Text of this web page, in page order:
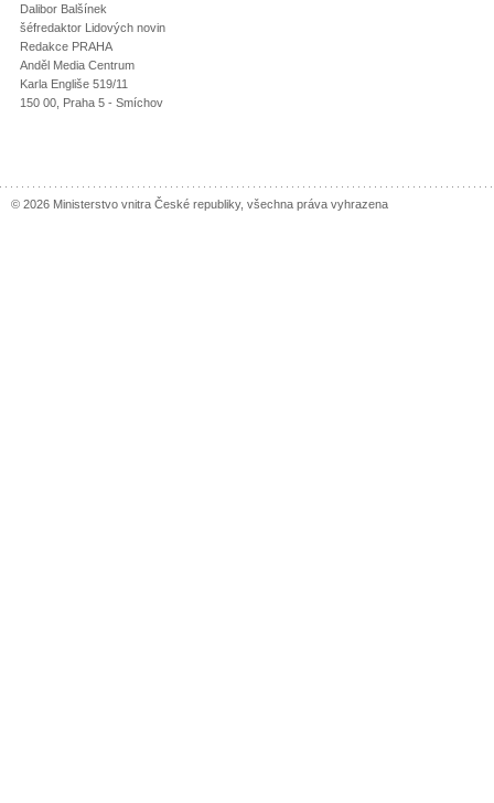
Dalibor Balšínek
šéfredaktor Lidových novin
Redakce PRAHA
Anděl Media Centrum
Karla Engliše 519/11
150 00, Praha 5 - Smíchov
© 2026 Ministerstvo vnitra České republiky, všechna práva vyhrazena